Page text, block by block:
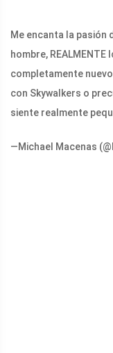
Me encanta la pasión
hombre,
completamente
con Skywalkers o
siente realmente
—Michael Macenas